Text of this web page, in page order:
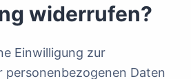
widerrufen?
Einwilligung zur
personenbezogenen Daten